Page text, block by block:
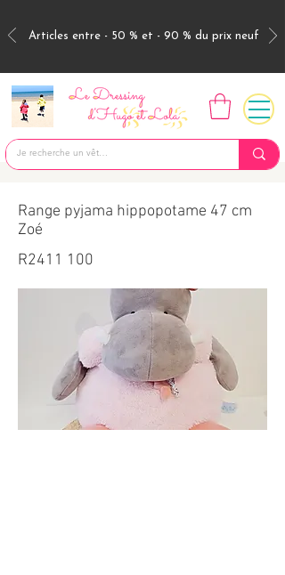
Articles entre - 50 % et - 90 % du prix neuf
Range pyjama hippopotame 47 cm
Zoé
R2411 100